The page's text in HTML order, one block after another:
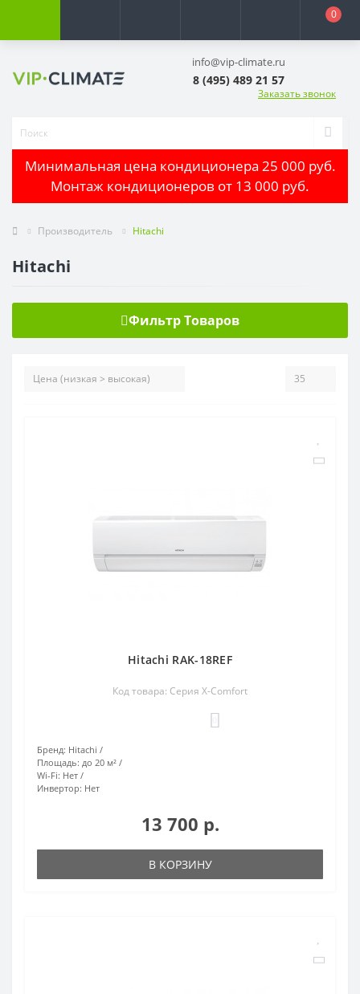
0
info@vip-climate.ru
8 (495) 489 21 57
Заказать звонок
Минимальная цена кондиционера 25 000 руб.
Монтаж кондиционеров от 13 000 руб.
Производитель Hitachi
Hitachi
Фильтр Товаров
Hitachi RAK-18REF
Код товара: Серия X-Comfort
Бренд: Hitachi
Площадь: до 20 м²
Wi-Fi: Нет
Инвертор: Нет
13 700 р.
В КОРЗИНУ